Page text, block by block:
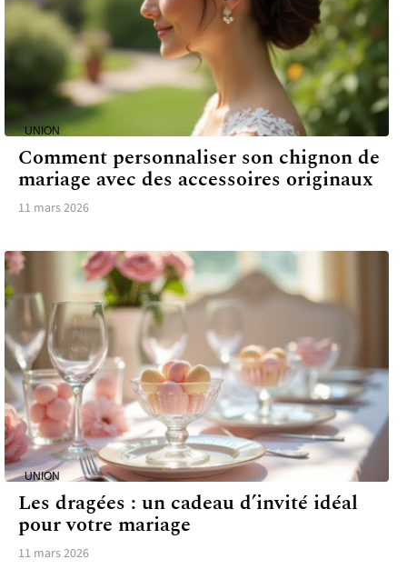
UNION
Comment personnaliser son chignon de
mariage avec des accessoires originaux
11 mars 2026
UNION
Les dragées : un cadeau d’invité idéal
pour votre mariage
11 mars 2026